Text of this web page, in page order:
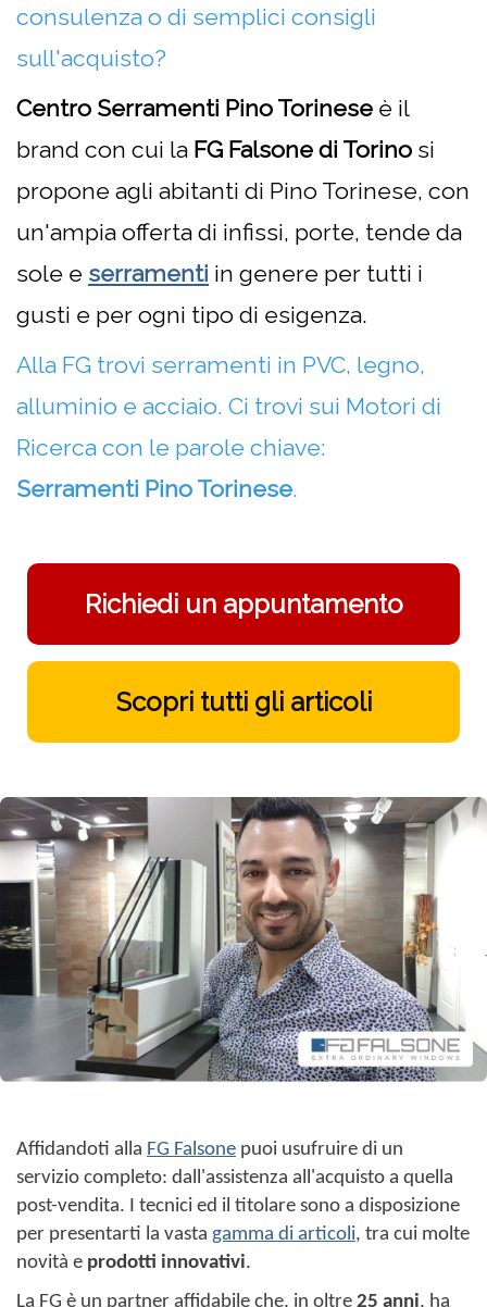
consulenza o di semplici consigli
sull'acquisto?
Centro Serramenti Pino Torinese è il
brand con cui la FG Falsone di Torino si
propone agli abitanti di Pino Torinese, con
un'ampia offerta di infissi, porte, tende da
sole e serramenti in genere per tutti i
gusti e per ogni tipo di esigenza.
Alla FG trovi serramenti in PVC, legno,
alluminio e acciaio. Ci trovi sui Motori di
Ricerca con le parole chiave:
Serramenti Pino Torinese.
Richiedi un appuntamento
Scopri tutti gli articoli
Affidandoti alla FG Falsone puoi usufruire di un
servizio completo: dall'assistenza all'acquisto a quella
post-vendita. I tecnici ed il titolare sono a disposizione
per presentarti la vasta gamma di articoli, tra cui molte
novità e prodotti innovativi.
La FG è un partner affidabile che, in oltre 25 anni, ha